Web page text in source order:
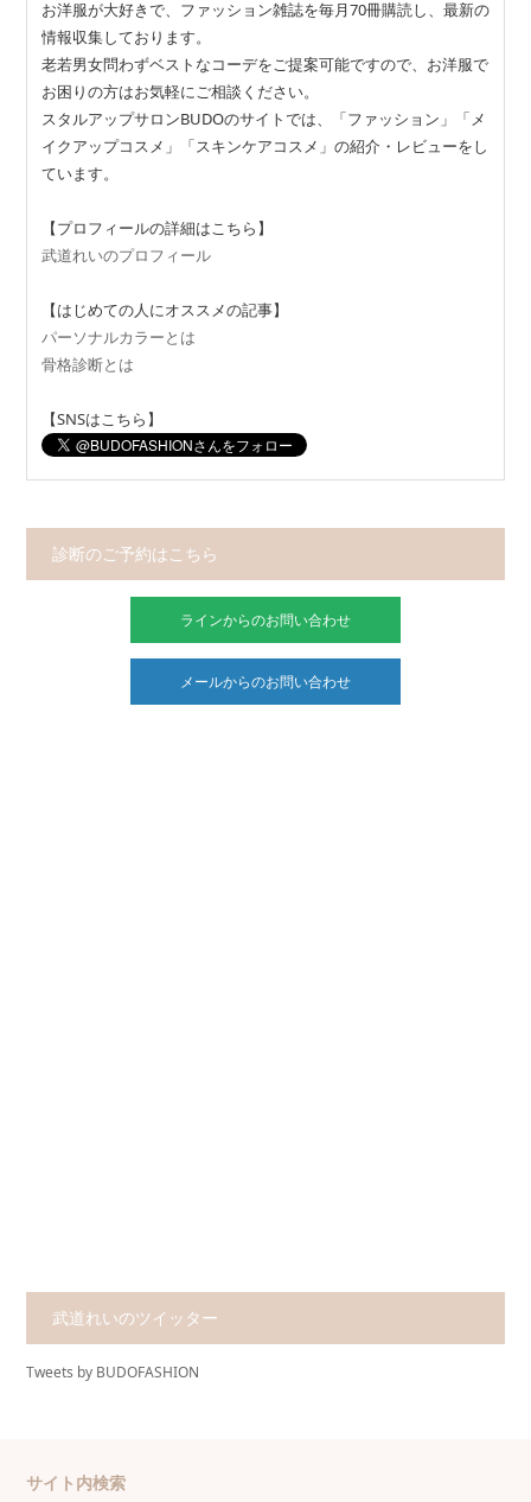
お洋服が大好きで、ファッション雑誌を毎月70冊購読し、最新の
情報収集しております。
老若男女問わずベストなコーデをご提案可能ですので、お洋服で
お困りの方はお気軽にご相談ください。
スタルアップサロンBUDOのサイトでは、「ファッション」「メ
イクアップコスメ」「スキンケアコスメ」の紹介・レビューをし
ています。
【プロフィールの詳細はこちら】
武道れいのプロフィール
【はじめての人にオススメの記事】
パーソナルカラーとは
骨格診断とは
【SNSはこちら】
診断のご予約はこちら
ラインからのお問い合わせ
メールからのお問い合わせ
武道れいのツイッター
Tweets by BUDOFASHION
サイト内検索